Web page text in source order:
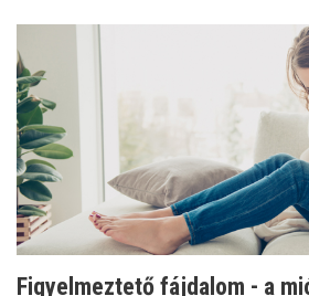
Figyelmeztető fájdalom - a